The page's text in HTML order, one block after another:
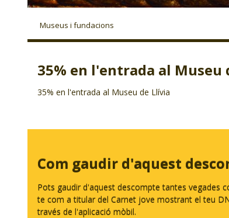
Museus i fundacions
35% en l'entrada al Museu
35% en l'entrada al Museu de Llívia
Com gaudir d'aquest
Pots gaudir d'aquest descompte tantes vegades
te com a titular del Carnet jove mostrant el teu
través de l'aplicació mòbil.